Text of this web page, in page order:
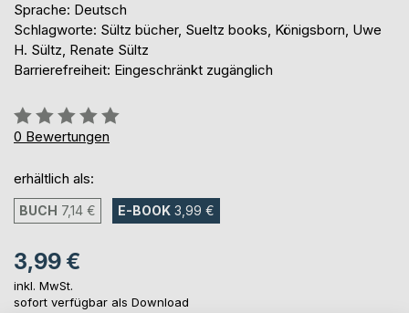
Sprache: Deutsch
Schlagworte: Sültz bücher, Sueltz books, Königsborn, Uwe
H. Sültz, Renate Sültz
Barrierefreiheit: Eingeschränkt zugänglich
Bewertung::
0%
0 Bewertungen
erhältlich als:
BUCH 7,14 € E-BOOK 3,99 €
3,99 €
inkl. MwSt.
sofort verfügbar als Download